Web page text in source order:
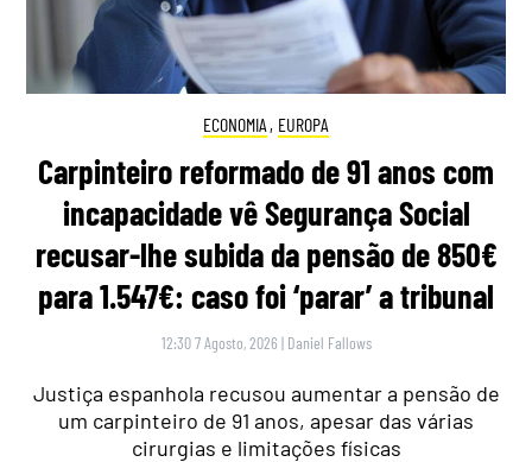
ECONOMIA , EUROPA
Carpinteiro reformado de 91 anos com
incapacidade vê Segurança Social
recusar-lhe subida da pensão de 850€
para 1.547€: caso foi ‘parar’ a tribunal
12:30 7 Agosto, 2026 | Daniel Fallows
Justiça espanhola recusou aumentar a pensão de
um carpinteiro de 91 anos, apesar das várias
cirurgias e limitações físicas